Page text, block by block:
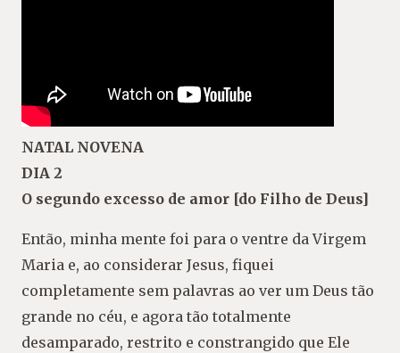
NATAL NOVENA
DIA 2
O segundo excesso de amor [do Filho de Deus]
Então, minha mente foi para o ventre da Virgem
Maria e, ao considerar Jesus, fiquei
completamente sem palavras ao ver um Deus tão
grande no céu, e agora tão totalmente
desamparado, restrito e constrangido que Ele